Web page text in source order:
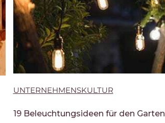
UNTERNEHMENSKULTUR
19 Beleuchtungsideen für den Garten